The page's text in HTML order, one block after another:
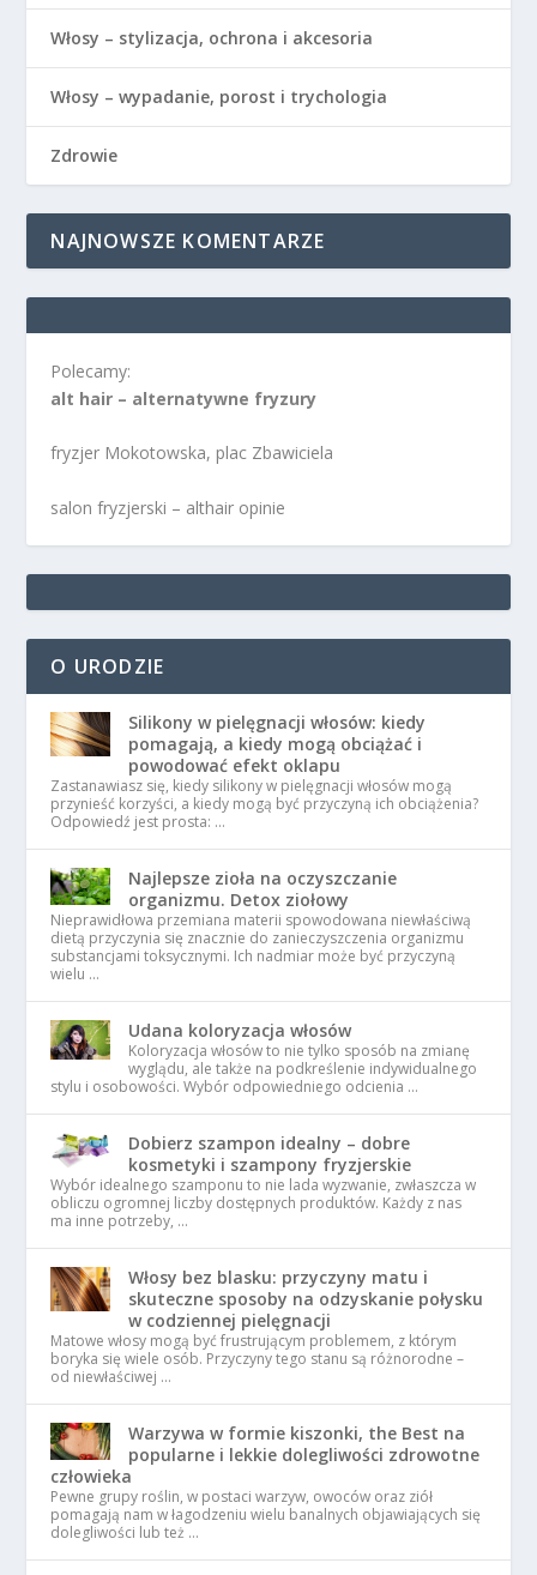
Włosy – stylizacja, ochrona i akcesoria
Włosy – wypadanie, porost i trychologia
Zdrowie
NAJNOWSZE KOMENTARZE
Polecamy:
alt hair – alternatywne fryzury
fryzjer Mokotowska, plac Zbawiciela
salon fryzjerski – althair opinie
O URODZIE
Silikony w pielęgnacji włosów: kiedy
pomagają, a kiedy mogą obciążać i
powodować efekt oklapu
Zastanawiasz się, kiedy silikony w pielęgnacji włosów mogą
przynieść korzyści, a kiedy mogą być przyczyną ich obciążenia?
Odpowiedź jest prosta: …
Najlepsze zioła na oczyszczanie
organizmu. Detox ziołowy
Nieprawidłowa przemiana materii spowodowana niewłaściwą
dietą przyczynia się znacznie do zanieczyszczenia organizmu
substancjami toksycznymi. Ich nadmiar może być przyczyną
wielu …
Udana koloryzacja włosów
Koloryzacja włosów to nie tylko sposób na zmianę
wyglądu, ale także na podkreślenie indywidualnego
stylu i osobowości. Wybór odpowiedniego odcienia …
Dobierz szampon idealny – dobre
kosmetyki i szampony fryzjerskie
Wybór idealnego szamponu to nie lada wyzwanie, zwłaszcza w
obliczu ogromnej liczby dostępnych produktów. Każdy z nas
ma inne potrzeby, …
Włosy bez blasku: przyczyny matu i
skuteczne sposoby na odzyskanie połysku
w codziennej pielęgnacji
Matowe włosy mogą być frustrującym problemem, z którym
boryka się wiele osób. Przyczyny tego stanu są różnorodne –
od niewłaściwej …
Warzywa w formie kiszonki, the Best na
popularne i lekkie dolegliwości zdrowotne
człowieka
Pewne grupy roślin, w postaci warzyw, owoców oraz ziół
pomagają nam w łagodzeniu wielu banalnych objawiających się
dolegliwości lub też …